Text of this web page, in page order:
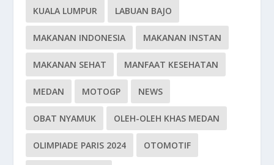
KUALA LUMPUR LABUAN BAJO
MAKANAN INDONESIA MAKANAN INSTAN
MAKANAN SEHAT MANFAAT KESEHATAN
MEDAN MOTOGP NEWS
OBAT NYAMUK OLEH-OLEH KHAS MEDAN
OLIMPIADE PARIS 2024 OTOMOTIF